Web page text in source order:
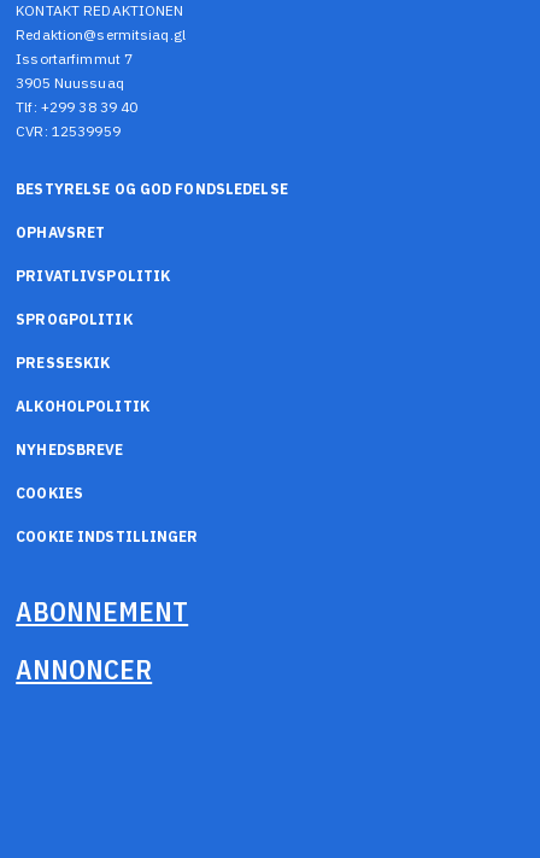
KONTAKT REDAKTIONEN
Redaktion@sermitsiaq.gl
Issortarfimmut 7
3905 Nuussuaq
Tlf: +299 38 39 40
CVR: 12539959
BESTYRELSE OG GOD FONDSLEDELSE
OPHAVSRET
PRIVATLIVSPOLITIK
SPROGPOLITIK
PRESSESKIK
ALKOHOLPOLITIK
NYHEDSBREVE
COOKIES
COOKIE INDSTILLINGER
ABONNEMENT
ANNONCER